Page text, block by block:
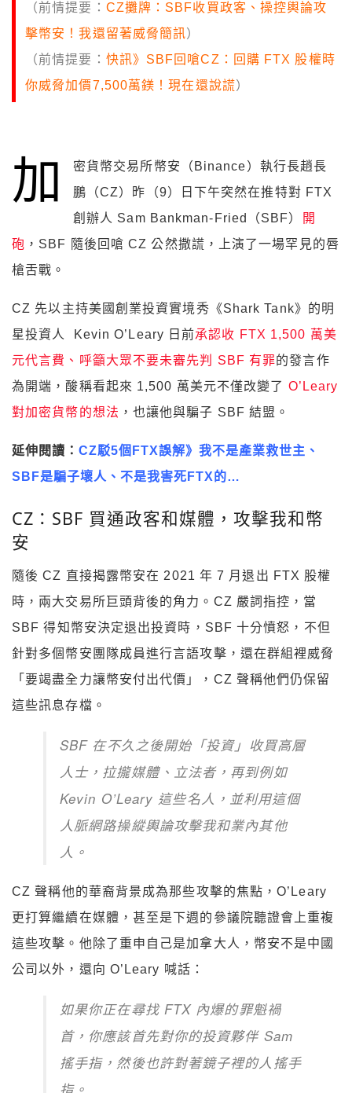
（前情提要： CZ攤牌：SBF收買政客、操控輿論攻
擊幣安！我還留著威脅簡訊）
（前情提要： 快訊》SBF回嗆CZ：回購 FTX 股權時
你威脅加價7,500萬鎂！現在還說謊）
加
密貨幣交易所幣安（Binance）執行長趙長
鵬（CZ）昨（9）日下午突然在推特對 FTX
創辦人 Sam Bankman-Fried（SBF）
開
砲 ，SBF 隨後回嗆 CZ 公然撒謊，上演了一場罕見的唇
槍舌戰。
CZ 先以主持美國創業投資實境秀《Shark Tank》的明
星投資人 Kevin O’Leary 日前承認收 FTX 1,500 萬美
元代言費、呼籲大眾不要未審先判 SBF 有罪的發言作
為開端，酸稱看起來 1,500 萬美元不僅改變了 O’Leary
對加密貨幣的想法 ，也讓他與騙子 SBF 結盟。
延伸閱讀： CZ駁5個FTX誤解》我不是產業救世主、
SBF是騙子壞人、不是我害死FTX的…
CZ：SBF 買通政客和媒體，攻擊我和幣
安
隨後 CZ 直接揭露幣安在 2021 年 7 月退出 FTX 股權
時，兩大交易所巨頭背後的角力。CZ 嚴詞指控，當
SBF 得知幣安決定退出投資時，SBF 十分憤怒，不但
針對多個幣安團隊成員進行言語攻擊，還在群組裡威脅
「要竭盡全力讓幣安付出代價」，CZ 聲稱他們仍保留
這些訊息存檔。
SBF 在不久之後開始「投資」收買高層
人士，拉攏媒體、立法者，再到例如
Kevin O’Leary 這些名人，並利用這個
人脈網路操縱輿論攻擊我和業內其他
人。
CZ 聲稱他的華裔背景成為那些攻擊的焦點，O’Leary
更打算繼續在媒體，甚至是下週的 參議院聽證會上重複
這些攻擊。他除了重申自己是加拿大人，幣安不是中國
公司以外，還向 O’Leary 喊話：
如果你正在尋找 FTX 內爆的罪魁禍
首，你應該首先對你的投資夥伴 Sam
搖手指，然後也許對著鏡子裡的人搖手
指。